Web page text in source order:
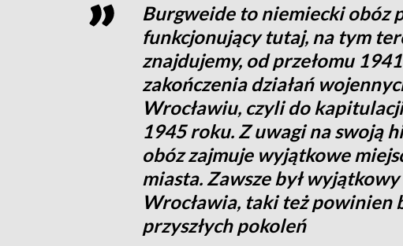
Burgweide to niemiecki obóz
funkcjonujący tutaj, na tym
znajdujemy, od przełomu
zakończenia działań
Wrocławiu, czyli do
1945 roku. Z uwagi na swoją
obóz zajmuje wyjątkowe
miasta. Zawsze był
Wrocławia, taki też powinien
przyszłych pokoleń